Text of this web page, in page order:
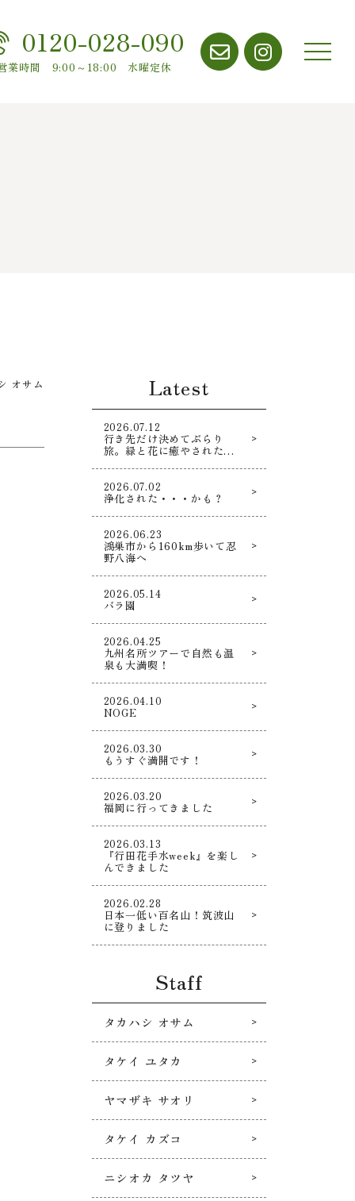
0120-028-090
業時間 9:00～18:00 水曜定休
メニ
オサム Latest
2026.07.12
行き先だけ決めてぶらり
旅。緑と花に癒やされた寄
2026.07.02
浄化された・・・かも？
2026.06.23
鴻巣市から160km歩いて忍
野八海へ
2026.05.14
バラ園
2026.04.25
九州名所ツアーで自然も温
泉も大満喫！
2026.04.10
NOGE
2026.03.30
もうすぐ満開です！
2026.03.20
福岡に行ってきました
2026.03.13
『行田花手水week』を楽し
んできました
2026.02.28
日本一低い百名山！筑波山
に登りました
Staff
タカハシ オサム
タケイ ユタカ
ヤマザキ サオリ
タケイ カズコ
ニシオカ タツヤ